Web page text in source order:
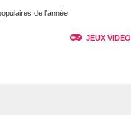
de l’année.
JEUX VIDEO